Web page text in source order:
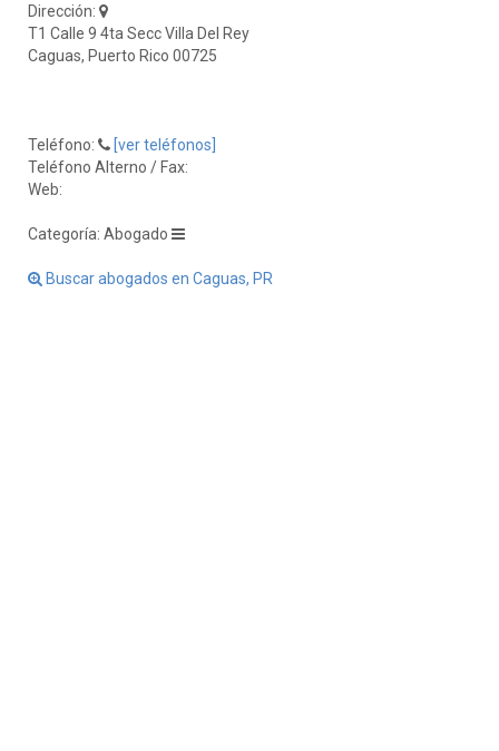
Dirección:
T1 Calle 9 4ta Secc Villa Del Rey
Caguas, Puerto Rico 00725
Teléfono:
[ver teléfonos]
Teléfono Alterno / Fax:
Web:
Categoría: Abogado
Buscar abogados en Caguas, PR